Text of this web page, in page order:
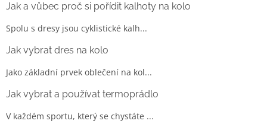
Jak a vůbec proč si pořídit kalhoty na kolo
Spolu s dresy jsou cyklistické kalh...
Jak vybrat dres na kolo
Jako základní prvek oblečení na kol...
Jak vybrat a používat termoprádlo
V každém sportu, který se chystáte ...